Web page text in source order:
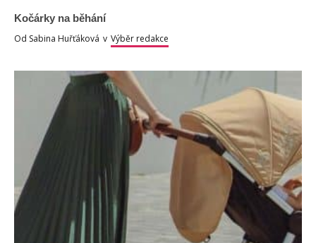
Kočárky na běhání
Od Sabina Huřťáková v Výběr redakce